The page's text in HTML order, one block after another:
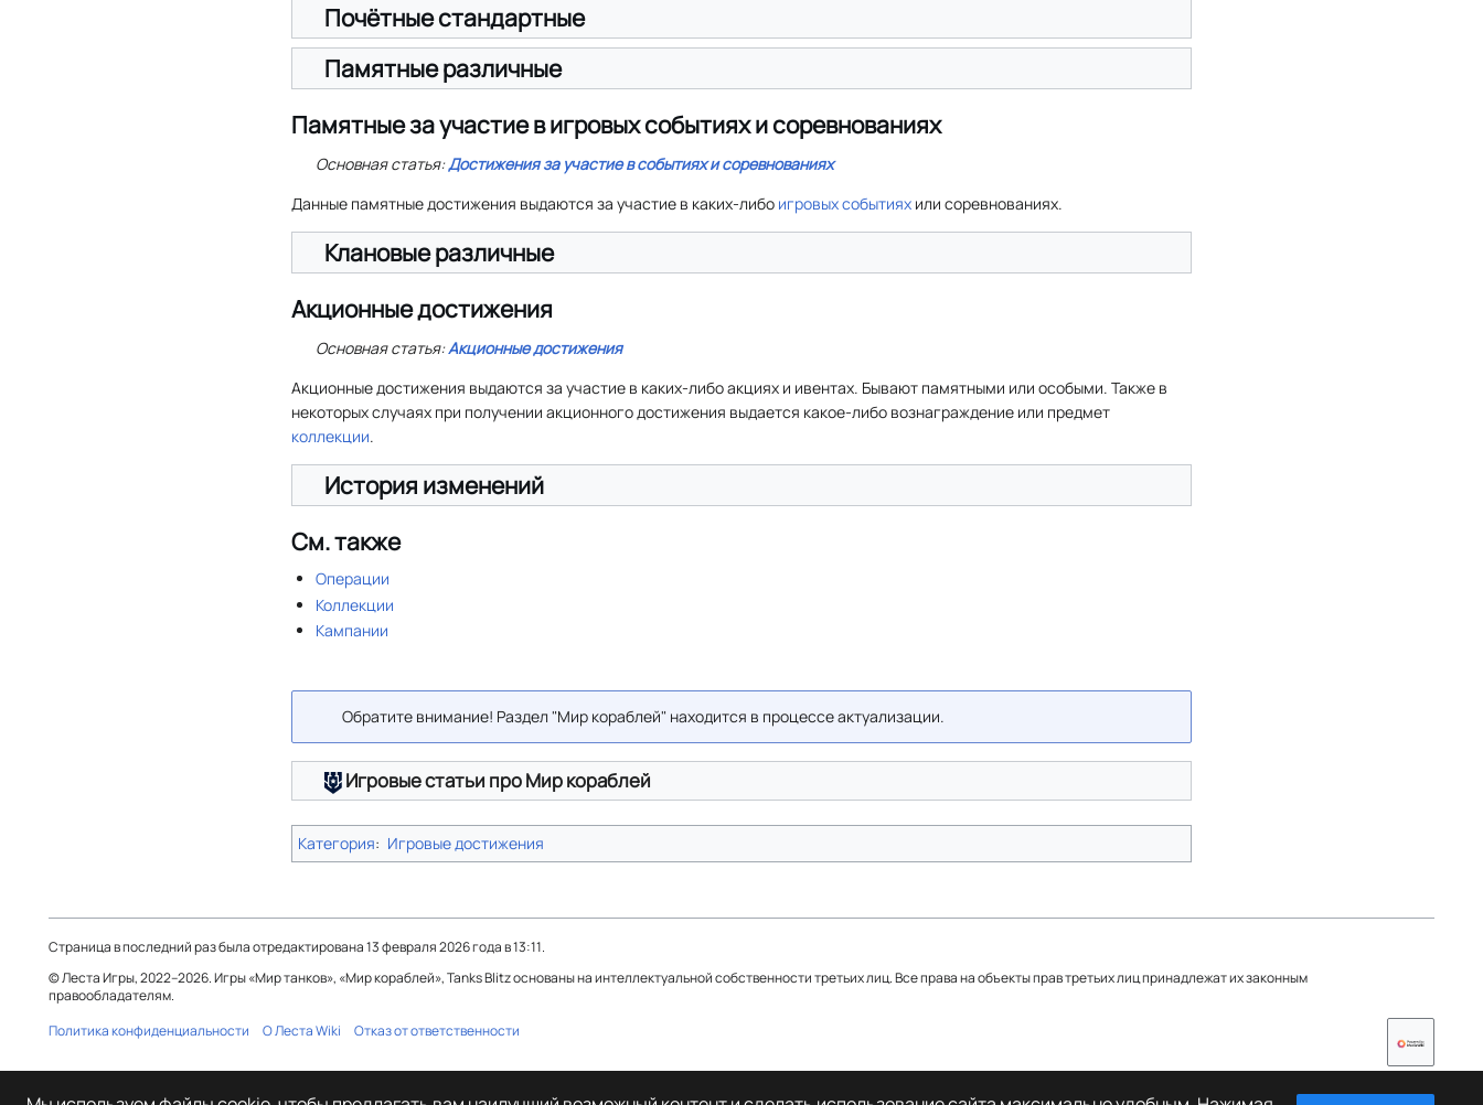
Почётные стандартные
Памятные различные
Памятные за участие в игровых событиях и соревнованиях
Основная статья:Достижения за участие в событиях и соревнованиях
Данные памятные достижения выдаются за участие в каких-либо игровых событиях или соревнованиях.
Клановые различные
Акционные достижения
Основная статья:Акционные достижения
Акционные достижения выдаются за участие в каких-либо акциях и ивентах. Бывают памятными или особыми. Также в
некоторых случаях при получении акционного достижения выдается какое-либо вознаграждение или предмет
коллекции.
История изменений
См. также
Операции
Коллекции
Кампании
Обратите внимание! Раздел "Мир кораблей" находится в процессе актуализации.
Игровые статьи про Мир кораблей
Категория: Игровые достижения
Страница в последний раз была отредактирована 13 февраля 2026 года в 13:11.
© Леста Игры, 2022–2026. Игры «Мир танков», «Мир кораблей», Tanks Blitz основаны на интеллектуальной собственности третьих лиц. Все права на объекты прав третьих лиц принадлежат их законным
правообладателям.
Политика конфиденциальности
О Леста Wiki Отказ от ответственности